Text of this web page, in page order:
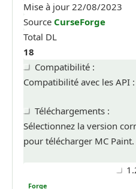
Mise à jour 22/08/2023
Source CurseForge
Total DL
18
Compatibilité :
Compatibilité avec les API :
Téléchargements :
Sélectionnez la version
pour télécharger MC Paint.
Forge